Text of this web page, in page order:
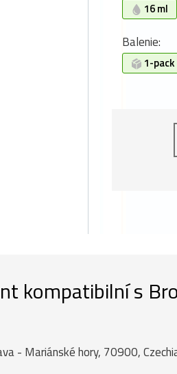
16 ml
Balenie:
1-pack
kompatibilní s
- Mariánské hory, 70900,